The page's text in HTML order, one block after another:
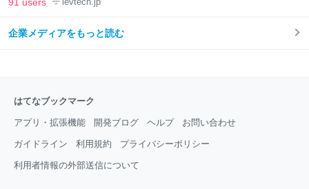
91 users
企業メディアをもっと読む
はてなブックマーク
アプリ・拡張機能 開発ブログ ヘルプ お問い合わせ
ガイドライン 利用規約 プライバシーポリシー
利用者情報の外部送信について